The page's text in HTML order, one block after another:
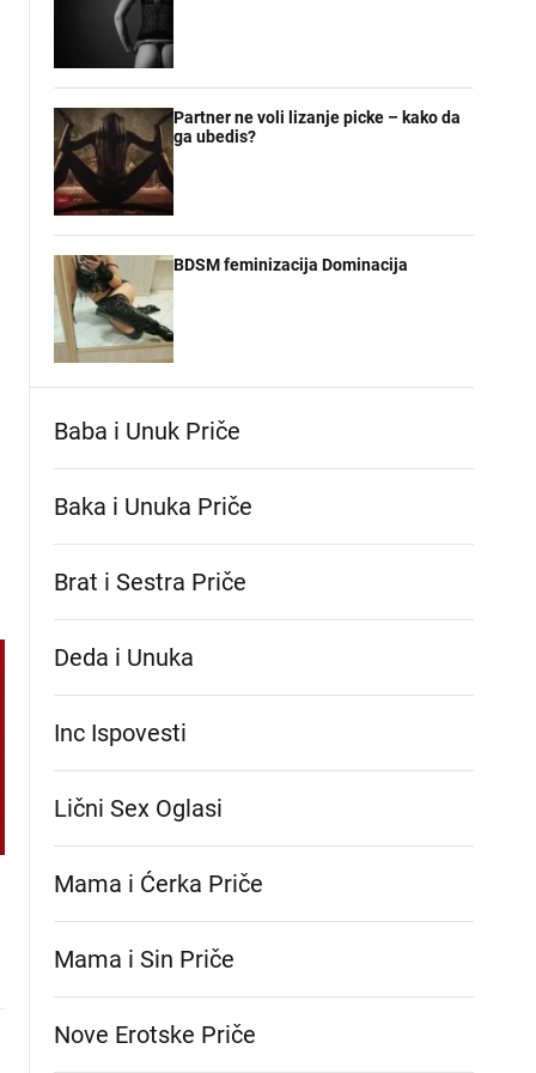
Partner ne voli lizanje picke – kako da
ga ubedis?
BDSM feminizacija Dominacija
Baba i Unuk Priče
Baka i Unuka Pričе
Brat i Sestra Priče
Deda i Unuka
Inc Ispovesti
Lični Sex Oglasi
Mama i Ćerka Priče
Mama i Sin Priče
Nove Erotske Priče